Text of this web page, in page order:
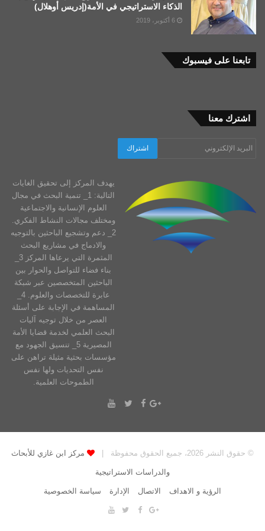
فخاخ الخطابة والوعظ أو في زلات
الرواية-الأطروحة. ومقتفيا أثرهم صرت
كلما سُئلت عن فلسفتي قلت إنها في
مضان أعمالي الفكرية وبالتشخيص في
ومسائل ذات طابع فلسفي.
الذكاء الاستراتيجي في الأمة(إدريس أوهلال)
6 أكتوبر، 2019
تابعنا على فيسبوك
اشترك معنا
يهدف المركز إلى تحقيق الغايات
التالية: 1_ تنمية البحث في مجال
العلوم الإنسانية والاجتماعية
ومختلف مجالات النشاط الفكري.
2_ دعم وتشجيع الباحثين بالتوجيه
والادماج في مشاريع البحث
بناء فضاء للتواصل والحوار بين
الباحثين المتخصصين عبر شبكة
المساهمة في الإجابة على أسئلة
العصر من خلال توجيه آليات
البحث العلمي لخدمة قضايا الأمة
المصيرية 5_ تنسيق الجهود مع
مؤسسات بحثية مثيلة تراهن على
نفس التحديات ولها نفس
الطموحات العلمية.
© حقوق النشر 2026، جميع الحقوق محفوظة | مركز ابن غازي للأبحاث
والدراسات الاستراتيجية
الرؤية و الاهداف الاتصال الإدارة سياسة الخصوصية